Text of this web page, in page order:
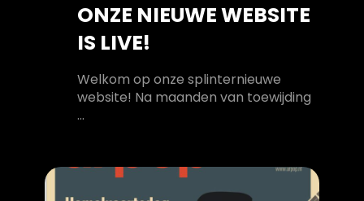
ONZE NIEUWE WEBSITE
IS LIVE!
Welkom op onze splinternieuwe
website! Na maanden van toewijding
...